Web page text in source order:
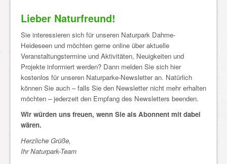
Lieber Naturfreund!
Sie interessieren sich für unseren Naturpark Dahme-
Heideseen und möchten gerne online über aktuelle
Veranstaltungstermine und Aktivitäten, Neuigkeiten und
Projekte informiert werden? Dann melden Sie sich hier
kostenlos für unseren Naturparke-Newsletter an. Natürlich
können Sie auch – falls Sie den Newsletter nicht mehr erhalten
möchten – jederzeit den Empfang des Newsletters beenden.
Wir würden uns freuen, wenn Sie als Abonnent mit dabei
wären.
Herzliche Grüße,
Ihr Naturpark-Team